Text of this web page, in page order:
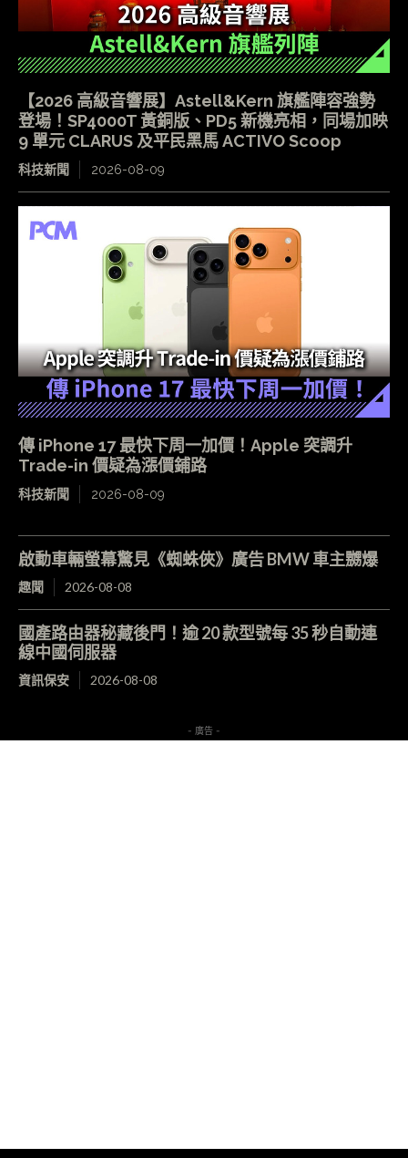
【2026 高級音響展】Astell&Kern 旗艦陣容強勢
登場！SP4000T 黃銅版、PD5 新機亮相，同場加映
9 單元 CLARUS 及平民黑馬 ACTIVO Scoop
科技新聞 2026-08-09
傳 iPhone 17 最快下周一加價！Apple 突調升
Trade-in 價疑為漲價鋪路
科技新聞 2026-08-09
啟動車輛螢幕驚見《蜘蛛俠》廣告 BMW 車主嬲爆
趣聞 2026-08-08
國產路由器秘藏後門！逾 20 款型號每 35 秒自動連
線中國伺服器
資訊保安 2026-08-08
- 廣告 -